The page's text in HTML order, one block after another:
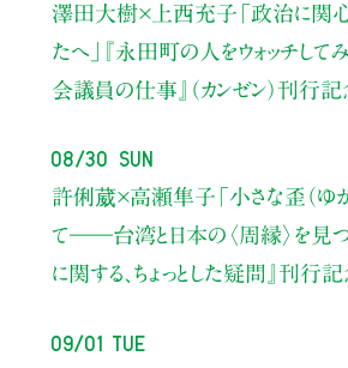
澤田大樹×上西充子 「政治に関
たへ」
『永田町の人をウォッチして
会議員の仕事』（カンゼン）刊行記
08/30 Sun
許俐葳×高瀬隼子 「小さな歪（
て――台湾と日本の〈周縁〉を見つ
に関する、ちょっとした疑問』刊行
09/01 Tue